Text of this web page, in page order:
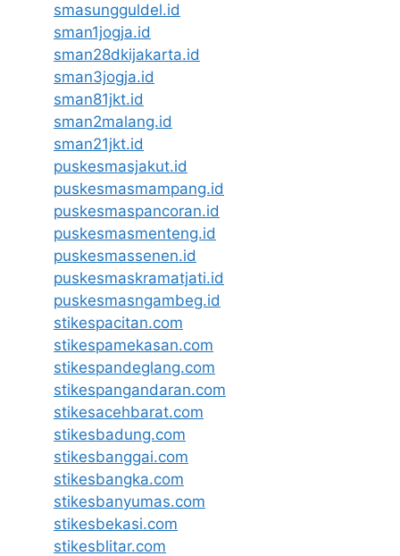
smasungguldel.id
sman1jogja.id
sman28dkijakarta.id
sman3jogja.id
sman81jkt.id
sman2malang.id
sman21jkt.id
puskesmasjakut.id
puskesmasmampang.id
puskesmaspancoran.id
puskesmasmenteng.id
puskesmassenen.id
puskesmaskramatjati.id
puskesmasngambeg.id
stikespacitan.com
stikespamekasan.com
stikespandeglang.com
stikespangandaran.com
stikesacehbarat.com
stikesbadung.com
stikesbanggai.com
stikesbangka.com
stikesbanyumas.com
stikesbekasi.com
stikesblitar.com